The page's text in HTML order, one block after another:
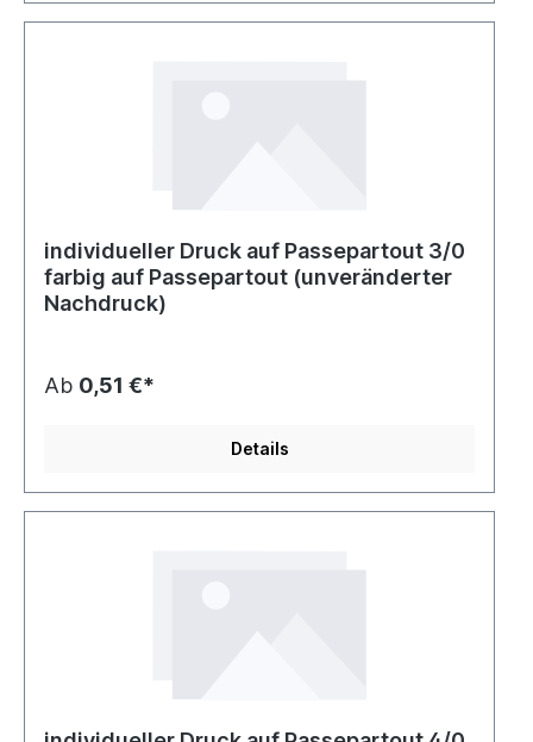
individueller Druck auf Passepartout 3/0
farbig auf Passepartout (unveränderter
Nachdruck)
Ab 0,51 €*
Details